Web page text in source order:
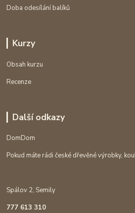
Doba odesílání balíků
Kurzy
Obsah kurzu
Recenze
Další odkazy
DomDom
Pokud máte rádi české dřevěné výrobky,
Spálov 2, Semily
777 613 310